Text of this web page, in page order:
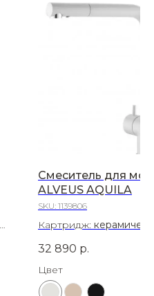
Смеситель для
ALVEUS AQUILA
SKU: 1139806
Картридж:
Материал:
32 890 р.
Цвет